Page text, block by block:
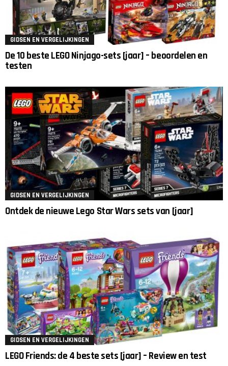
GIDSEN EN VERGELIJKINGEN
De 10 beste LEGO Ninjago-sets [jaar] – beoordelen en
testen
GIDSEN EN VERGELIJKINGEN
Ontdek de nieuwe Lego Star Wars sets van [jaar]
GIDSEN EN VERGELIJKINGEN
LEGO Friends: de 4 beste sets [jaar] – Review en test